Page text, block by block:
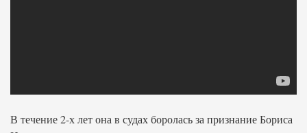
В течение 2-х лет она в судах боролась за признание Бориса